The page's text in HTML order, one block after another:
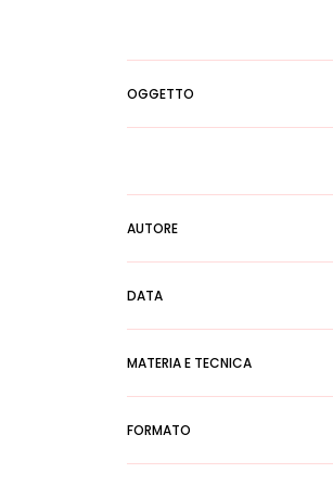
OGGETTO
AUTORE
DATA
MATERIA E TECNICA
FORMATO